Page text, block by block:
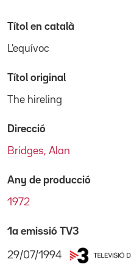
Títol en català
L'equívoc
Títol original
The hireling
Direcció
Bridges, Alan
Any de producció
1972
1a emissió TV3
29/07/1994